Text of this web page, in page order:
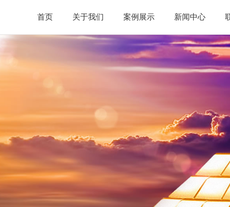
首页 关于我们 案例展示 新闻中心